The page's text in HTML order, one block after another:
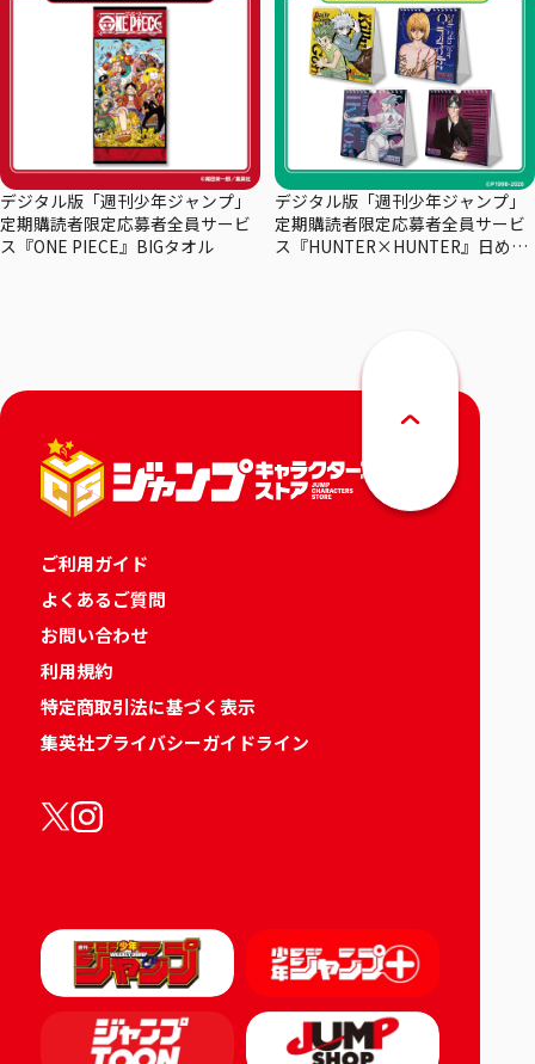
デジタル版「週刊少年ジャンプ」
定期購読者限定応募者全員サービ
ス『ONE PIECE』BIGタオル
デジタル版「週刊少年ジャンプ」
定期購読者限定応募者全員サービ
ス『HUNTER×HUNTER』日めく
ご利用ガイド
よくあるご質問
お問い合わせ
利用規約
特定商取引法に基づく表示
集英社プライバシーガイドライン